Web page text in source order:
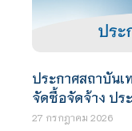
ประกาศสถาบันเ
จัดซื้อจัดจ้าง ป
27 กรกฎาคม 2026